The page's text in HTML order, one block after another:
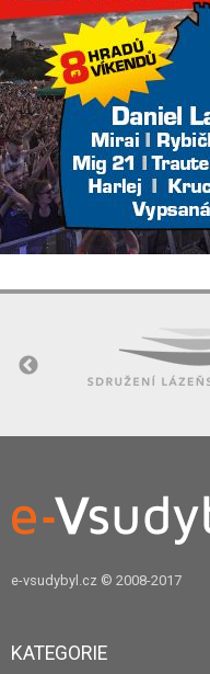
e-vsudybyl.cz © 2008-2017
KATEGORIE